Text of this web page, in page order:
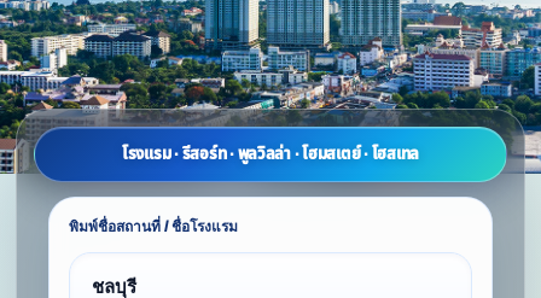
โรงแรม · รีสอร์ท · พูลวิลล่า · โฮมสเตย์ · โฮสเทล
พิมพ์ชื่อสถานที่ / ชื่อโรงแรม